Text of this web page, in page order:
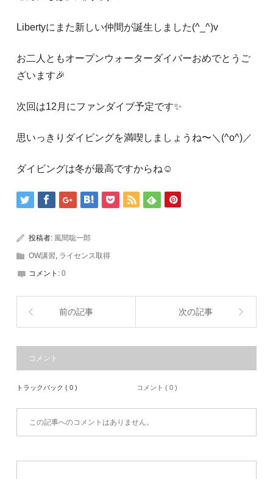
Libertyにまた新しい仲間が誕生しました(^_^)v
お二人ともオープンウォーターダイバーおめでとうご
ざいます🎉
次回は12月にファンダイブ予定です✨
思いっきりダイビングを満喫しましょうね〜＼(^o^)／
ダイビングは冬が最高ですからね☺
投稿者: 風間聡一郎
OW講習, ライセンス取得
コメント:0
前の記事 次の記事
コメント
トラックバック ( 0 ) コメント ( 0 )
この記事へのコメントはありません。